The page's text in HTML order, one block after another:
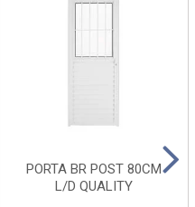
PORTA BR POST 80CM
L/D QUALITY